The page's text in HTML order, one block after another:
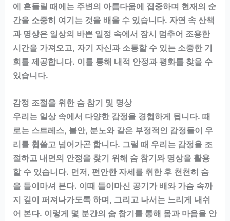
에 흔들릴 때에는 주변의 아름다움에 집중하며 현재의 순
간을 소중히 여기는 것을 배울 수 있습니다. 자연 속 산책
과 명상은 일상의 바쁜 일정 속에서 잠시 멈추어 조용한
시간을 가져오고, 자기 자신과 소통할 수 있는 소중한 기
회를 제공합니다. 이를 통해 내적 안정과 평화를 찾을 수
있습니다.
감정 조절을 위한 숨 참기 및 명상
우리는 일상 속에서 다양한 감정을 경험하게 됩니다. 때
로는 스트레스, 불안, 분노와 같은 부정적인 감정들이 우
리를 휩쓸고 넘어가곤 합니다. 그럴 때 우리는 감정을 조
절하고 내면의 안정을 찾기 위해 숨 참기와 명상을 활용
할 수 있습니다. 먼저, 편안한 자세를 취한 후 천천히 숨
을 들이마셔 본다. 이때 들이마신 공기가 배와 가슴 속까
지 깊이 퍼져나가도록 하며, 그리고 나서는 느리게 내쉬
어 본다. 이렇게 몇 분간의 숨 참기를 통해 몸과 마음을 안